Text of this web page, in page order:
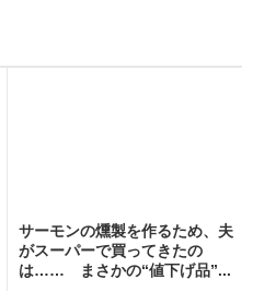
サーモンの燻製を作るため、夫
がスーパーで買ってきたの
は…… まさかの“値下げ品”...